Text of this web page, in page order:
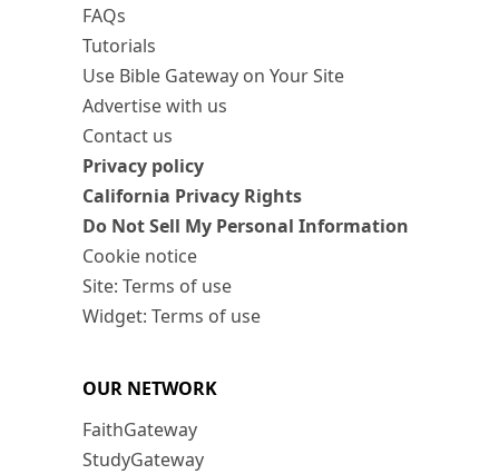
FAQs
Tutorials
Use Bible Gateway on Your Site
Advertise with us
Contact us
Privacy policy
California Privacy Rights
Do Not Sell My Personal Information
Cookie notice
Site: Terms of use
Widget: Terms of use
OUR NETWORK
FaithGateway
StudyGateway